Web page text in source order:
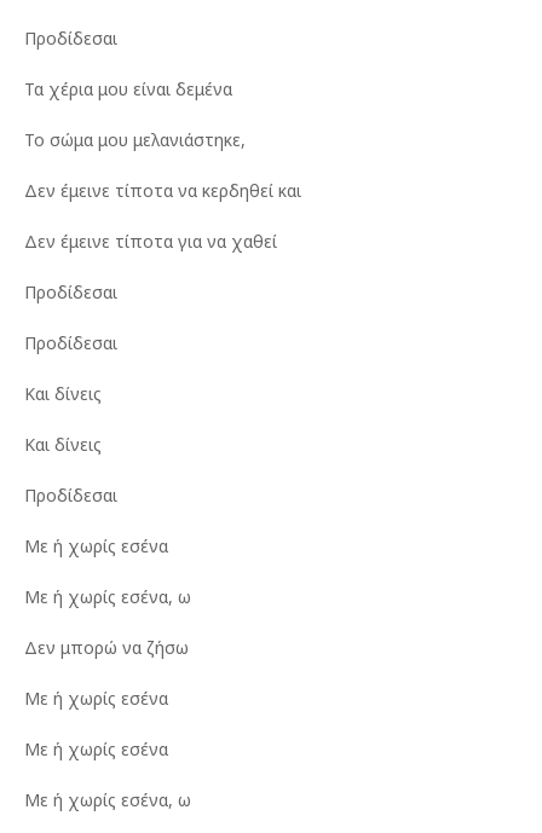
Προδίδεσαι
Τα χέρια μου είναι δεμένα
Το σώμα μου μελανιάστηκε,
Δεν έμεινε τίποτα να κερδηθεί και
Δεν έμεινε τίποτα για να χαθεί
Προδίδεσαι
Προδίδεσαι
Και δίνεις
Και δίνεις
Προδίδεσαι
Με ή χωρίς εσένα
Με ή χωρίς εσένα, ω
Δεν μπορώ να ζήσω
Με ή χωρίς εσένα
Με ή χωρίς εσένα
Με ή χωρίς εσένα, ω